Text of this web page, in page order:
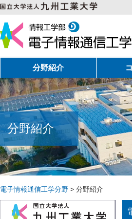
分野紹介
分野紹介
電⼦情報通信⼯学分野 > 分野紹介